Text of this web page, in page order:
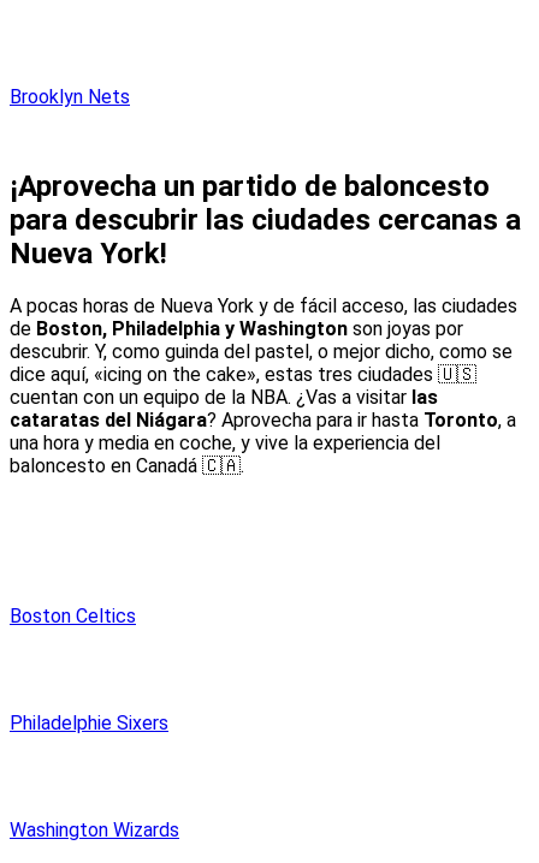
Brooklyn Nets
¡Aprovecha un partido de baloncesto
para descubrir las ciudades cercanas a
Nueva York!
A pocas horas de Nueva York y de fácil acceso, las ciudades
de Boston, Philadelphia y Washington son joyas por
descubrir. Y, como guinda del pastel, o mejor dicho, como se
dice aquí, «icing on the cake», estas tres ciudades 🇺🇸
cuentan con un equipo de la NBA. ¿Vas a visitar las
cataratas del Niágara? Aprovecha para ir hasta Toronto, a
una hora y media en coche, y vive la experiencia del
baloncesto en Canadá 🇨🇦.
Boston Celtics
Philadelphie Sixers
Washington Wizards